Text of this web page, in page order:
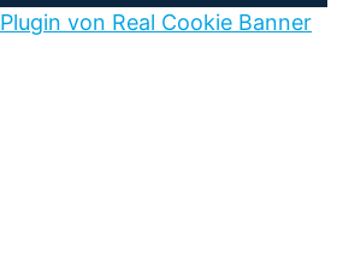
von Real Cookie Banner